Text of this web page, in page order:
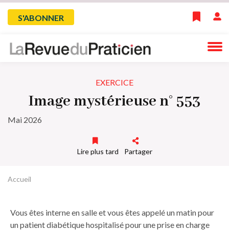
Skip
navigation
Menu
du
l'utilisateur
S'ABONNER
EXERCICE
Image mystérieuse n° 553
Mai 2026
Lire plus tard Partager
Fil
d'Ariane
Accueil
Vous êtes interne en salle et vous êtes appelé un matin pour
un patient diabétique hospitalisé pour une prise en charge